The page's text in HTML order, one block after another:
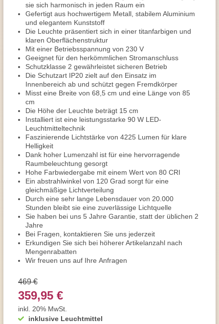
sie sich harmonisch in jeden Raum ein
Gefertigt aus hochwertigem Metall, stabilem Aluminium
und elegantem Kunststoff
Die Leuchte präsentiert sich in einer titanfarbigen und
klaren Oberflächenstruktur
Mit einer Betriebsspannung von 230 V
Geeignet für den herkömmlichen Stromanschluss
Schutzklasse 2 gewährleistet sicheren Betrieb
Die Schutzart IP20 zielt auf den Einsatz im
Innenbereich ab und schützt gegen Fremdkörper
Misst eine Breite von 68,5 cm und eine Länge von 85
cm
Die Höhe der Leuchte beträgt 15 cm
Installiert ist eine leistungsstarke 90 W LED-
Leuchtmitteltechnik
Faszinierende Lichtstärke von 4225 Lumen für klare
Helligkeit
Dank hoher Lumenzahl ist für eine hervorragende
Raumbeleuchtung gesorgt
Hohe Farbwiedergabe mit einem Wert von 80 CRI
Ein abstrahlwinkel von 120 Grad sorgt für eine
gleichmäßige Lichtverteilung
Durch eine sehr lange Lebensdauer von 20.000
Stunden bleibt sie eine zuverlässige Lichtquelle
Sie haben bei uns 5 Jahre Garantie, statt der üblichen 2
Jahre
Bei Fragen, kontaktieren Sie uns jederzeit
Erkundigen Sie sich bei höherer Artikelanzahl nach
Mengenrabatten
Wir freuen uns auf Ihre Anfragen
inklusive Leuchtmittel
469 €
359,95 €
inkl. 20% MwSt.